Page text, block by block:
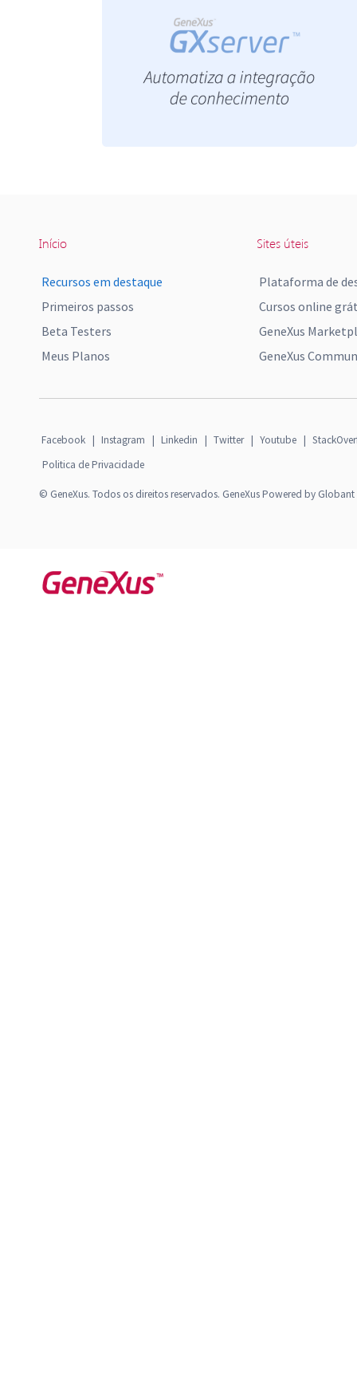
Início
Recursos em destaque
Primeiros passos
Beta Testers
Meus Planos
Sites úteis
Plataforma de
Cursos online
GeneXus
GeneXus
Facebook | Instagram | Linkedin | Twitter | Youtube |
Politica de Privacidade
© GeneXus. Todos os direitos reservados. GeneXus Powered by Globant